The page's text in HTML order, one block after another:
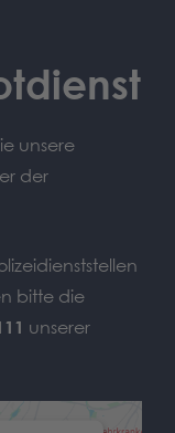
unsere
der
bitte die
unserer